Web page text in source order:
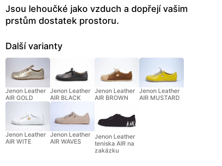
Jsou lehoučké jako vzduch a dopřejí vašim
prstům dostatek prostoru.
Další varianty
Jenon Leather
AIR GOLD
Jenon Leather
AIR BLACK
Jenon Leather
AIR BROWN
Jenon Leather
AIR MUSTARD
Jenon Leather
AIR WITE
Jenon Leather
AIR WAVES
Jenon Leather
teniska AIR na
zakázku